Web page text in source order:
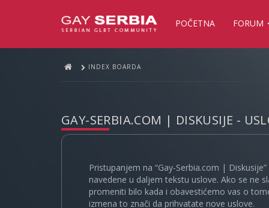
POČETNA FORUM
INDEX BOARDA
GAY-SERBIA.COM | DISKUSIJE -
Pristupanjem na “Gay-Serbia.com |
navedene u daljem tekstu uslove. Ako se ne
promeniti bilo kada i obavestićemo vas o
izmena to znači da prihvatate nove uslove.